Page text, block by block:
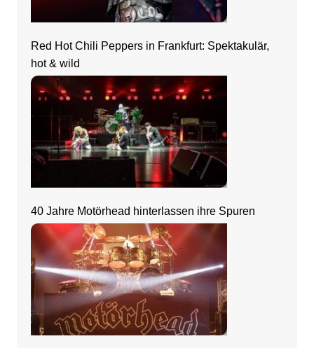
Red Hot Chili Peppers in Frankfurt: Spektakulär,
hot & wild
40 Jahre Motörhead hinterlassen ihre Spuren